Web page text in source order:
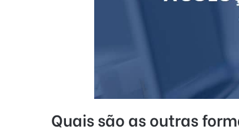
Quais são as outras